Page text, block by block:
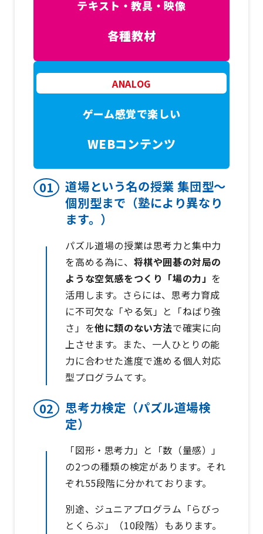
テキスト・教具・映像
各種教材
ANALOG
ゲーム感覚で楽しい
WEBコンテンツ
道場という名の授業 集団型～
個別型まで（塾により異なり
ます。）
パズル道場の授業は思考力と集中力
を高める為に、 将棋や囲碁の対局の
ような空気感をつくり「場の力」 を
活用します。さらには、思考力育成
に不可欠な「やる気」と「ねばり強
さ」を他に類のない方法で確実に向
上させます。また、一人ひとりの能
力に合わせた進度で進める個人対応
型プログラムてす。
思考力検定（パズル道場検
定）
「図形・思考力」と「数（量感）」
の2つの種類の検定があります。それ
ぞれ55段階に分かれております。
別途、ジュニアプログラム「らびっ
とくらぶ」（10段階）もあります。